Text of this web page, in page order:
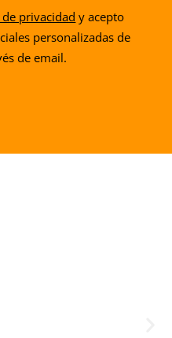
privacidad y acepto
personalizadas de
de email.